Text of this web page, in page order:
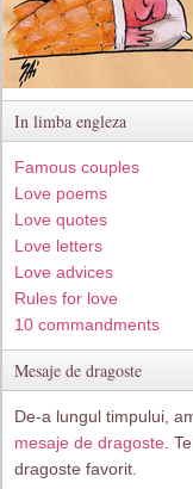
In limba engleza
Famous couples
Love poems
Love quotes
Love letters
Love advices
Rules for love
10 commandments
Mesaje de dragoste
De-a lungul timpului,
mesaje de dragoste .
dragoste favorit.